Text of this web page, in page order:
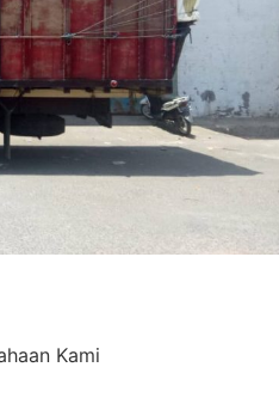
Kami